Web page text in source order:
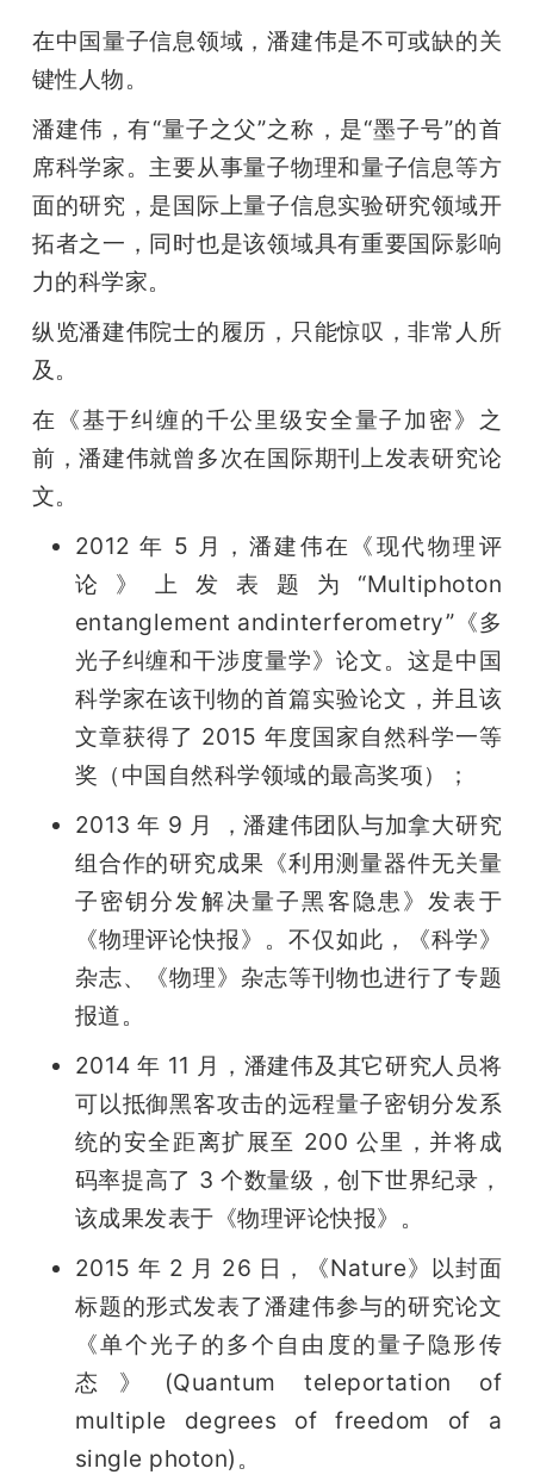
在中国量子信息领域，潘建伟是不可或缺的关
键性人物。
潘建伟，有“量子之父”之称，是“墨子号”的首
席科学家。主要从事量子物理和量子信息等方
面的研究，是国际上量子信息实验研究领域开
拓者之一，同时也是该领域具有重要国际影响
力的科学家。
纵览潘建伟院士的履历，只能惊叹，非常人所
及。
在《基于纠缠的千公里级安全量子加密》之
前，潘建伟就曾多次在国际期刊上发表研究论
文。
2012 年 5 月，潘建伟在《现代物理评
论》上发表题为“Multiphoton
entanglement andinterferometry”《多
光子纠缠和干涉度量学》论文。这是中国
科学家在该刊物的首篇实验论文，并且该
文章获得了 2015 年度国家自然科学一等
奖（中国自然科学领域的最高奖项）；
2013 年 9 月 ，潘建伟团队与加拿大研究
组合作的研究成果《利用测量器件无关量
子密钥分发解决量子黑客隐患》发表于
《物理评论快报》。不仅如此，《科学》
杂志、《物理》杂志等刊物也进行了专题
报道。
2014 年 11 月，潘建伟及其它研究人员将
可以抵御黑客攻击的远程量子密钥分发系
统的安全距离扩展至 200 公里，并将成
码率提高了 3 个数量级，创下世界纪录，
该成果发表于《物理评论快报》。
2015 年 2 月 26 日，《Nature》以封面
标题的形式发表了潘建伟参与的研究论文
《单个光子的多个自由度的量子隐形传
态》(Quantum teleportation of
multiple degrees of freedom of a
single photon)。